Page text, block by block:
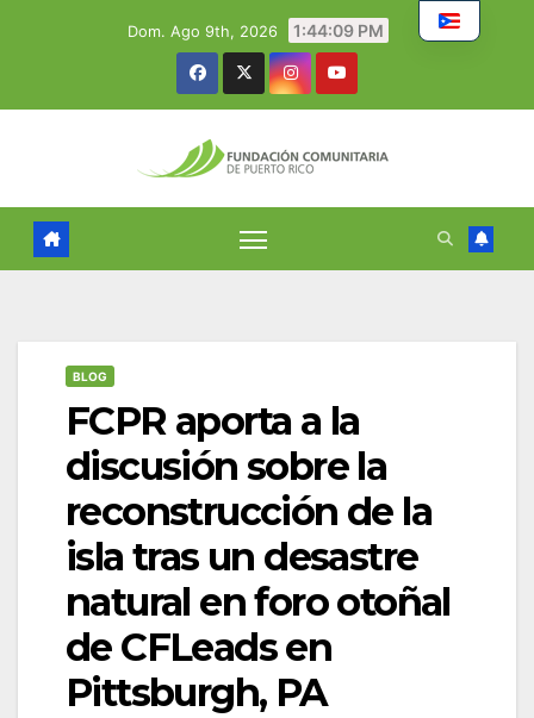
Dom. Ago 9th, 2026 1:44:10 PM
BLOG
FCPR aporta a la
discusión sobre la
reconstrucción de la
isla tras un desastre
natural en foro otoñal
de CFLeads en
Pittsburgh, PA